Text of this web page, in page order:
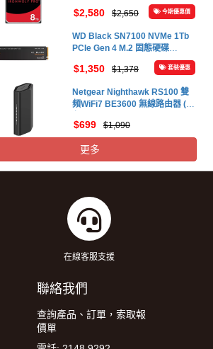
SATA3) #sT8000NT001
$2,580 $2,650 今期優惠價
WD Black SN7100 NVMe 1Tb
PCIe Gen 4 M.2 固態硬碟
$1,350 $1,378 套裝優惠
Netgear Nighthawk RS100 雙
頻WiFi7 BE3600 無線路由器 (黑
$699 $1,090
更多
在線客服支援
聯絡我們
查詢產品、訂單，索取報
價單